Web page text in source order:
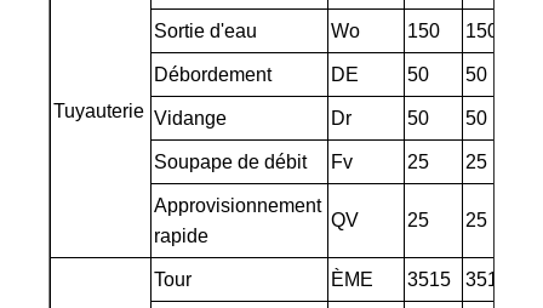
Tuyauterie
Sortie d'eau Wo 150 150
Débordement DE 50 50
Vidange Dr 50 50
Soupape de débit Fv 25 25
Approvisionnement
rapide
QV 25 25
Tour ÈME 3515 3515